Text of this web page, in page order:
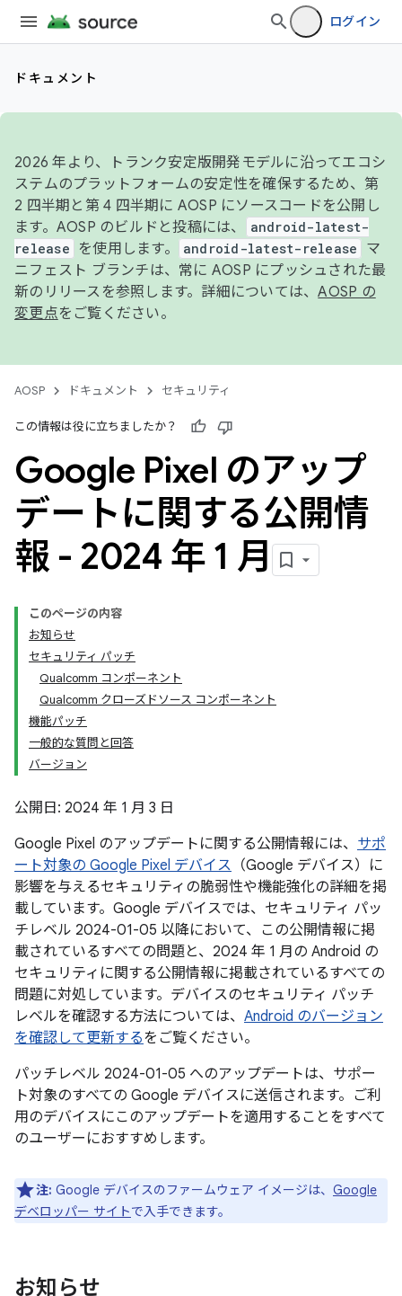
ログイン
ドキュメント
2026 年より、トランク安定版開発モデルに沿ってエコシ
ステムのプラットフォームの安定性を確保するため、第
2 四半期と第 4 四半期に AOSP にソースコードを公開し
ます。AOSP のビルドと投稿には、
android-latest-
release
を使用します。 android-latest-release
マ
ニフェスト ブランチは、常に AOSP にプッシュされた最
新のリリースを参照します。詳細については、AOSP の
変更点をご覧ください。
AOSP ドキュメント セキュリティ
この情報は役に立ちましたか？
Google Pixel のアップ
デートに関する公開情
報 - 2024 年 1 月
このページの内容
お知らせ
セキュリティ パッチ
Qualcomm コンポーネント
Qualcomm クローズドソース コンポーネント
機能パッチ
一般的な質問と回答
バージョン
公開日: 2024 年 1 月 3 日
Google Pixel のアップデートに関する公開情報には、 サポ
ート対象の Google Pixel デバイス （Google デバイス）に
影響を与えるセキュリティの脆弱性や機能強化の詳細を掲
載しています。Google デバイスでは、セキュリティ パッ
チレベル 2024-01-05 以降において、この公開情報に掲
載されているすべての問題と、2024 年 1 月の Android の
セキュリティに関する公開情報に掲載されているすべての
問題に対処しています。デバイスのセキュリティ パッチ
レベルを確認する方法については、 Android のバージョン
を確認して更新するをご覧ください。
パッチレベル 2024-01-05 へのアップデートは、サポー
ト対象のすべての Google デバイスに送信されます。ご利
用のデバイスにこのアップデートを適用することをすべて
のユーザーにおすすめします。
注: Google デバイスのファームウェア イメージは、 Google
デベロッパー サイトで入手できます。
お知らせ